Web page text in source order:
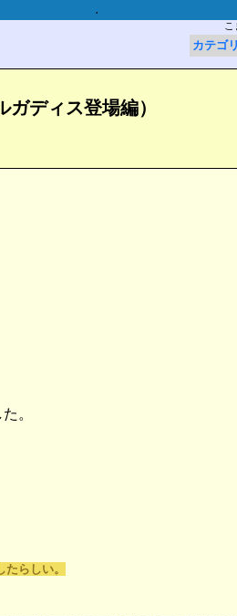
.
カテゴ
ディス登場編）
。
らしい。